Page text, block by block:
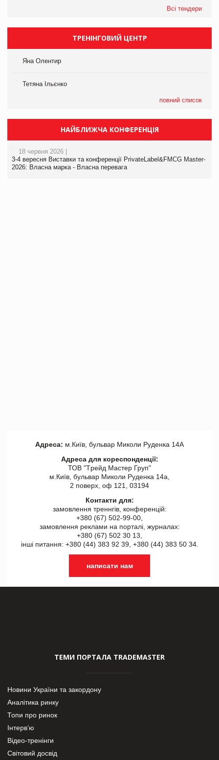
Всі тендери
ТРЕНІНГОВИЙ ЦЕНТР
Яна Олентир
Тетяна Ільєнко
повний список
НАЙБЛИЖЧА КОНФЕРЕНЦІЯ
18 червня 2026 |
3-4 вересня Виставки та конференції PrivateLabel&FMCG Master-
2026: Власна марка - Власна перевага
Адреса: м.Київ, бульвар Миколи Руденка 14А
Адреса для кореспонденції:
ТОВ "Tрейд Мастер Груп"
м.Київ, бульвар Миколи Руденка 14а,
2 поверх, оф 121, 03194
Контакти для:
замовлення треннгів, конференцій:
+380 (67) 502-99-00,
замовлення реклами на порталі, журналах:
+380 (67) 502 30 13,
інші питання: +380 (44) 383 92 39, +380 (44) 383 50 34.
написати нам
ТЕМИ ПОРТАЛА TRADEMASTER
Новини України та закордону
Аналітика ринку
Топи про ринок
Інтерв’ю
Відео-тренінги
Світовий досвід